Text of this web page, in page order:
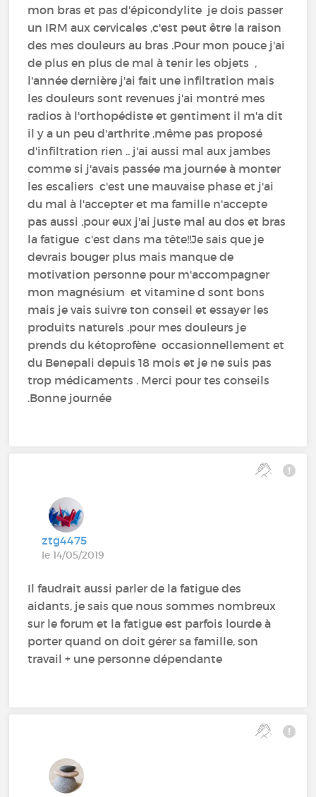
mon bras et pas d'épicondylite je dois passer
un IRM aux cervicales ,c'est peut être la raison
des mes douleurs au bras .Pour mon pouce j'ai
de plus en plus de mal à tenir les objets ,
l'année dernière j'ai fait une infiltration mais
les douleurs sont revenues j'ai montré mes
radios à l'orthopédiste et gentiment il m'a dit
il y a un peu d'arthrite ,même pas proposé
d'infiltration rien .. j'ai aussi mal aux jambes
comme si j'avais passée ma journée à monter
les escaliers c'est une mauvaise phase et j'ai
du mal à l'accepter et ma famille n'accepte
pas aussi ,pour eux j'ai juste mal au dos et bras
la fatigue c'est dans ma tête!!Je sais que je
devrais bouger plus mais manque de
motivation personne pour m'accompagner
mon magnésium et vitamine d sont bons
mais je vais suivre ton conseil et essayer les
produits naturels .pour mes douleurs je
prends du kétoprofène occasionnellement et
du Benepali depuis 18 mois et je ne suis pas
trop médicaments . Merci pour tes conseils
.Bonne journée
ztg4475
le 14/05/2019
Il faudrait aussi parler de la fatigue des
aidants, je sais que nous sommes nombreux
sur le forum et la fatigue est parfois lourde à
porter quand on doit gérer sa famille, son
travail + une personne dépendante